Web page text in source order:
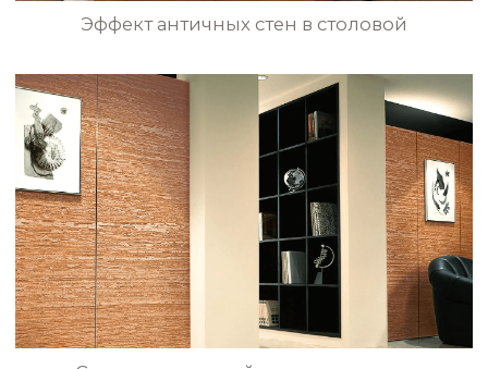
Античный дизайн стен с перламутровым
Мраморные стены в художественном
мультиколорном стиле